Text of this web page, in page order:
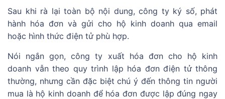
Sau khi rà lại toàn bộ nội dung, công ty ký số, phát
hành hóa đơn và gửi cho hộ kinh doanh qua email
hoặc hình thức điện tử phù hợp.
Nói ngắn gọn, công ty xuất hóa đơn cho hộ kinh
doanh vẫn theo quy trình lập hóa đơn điện tử thông
thường, nhưng cần đặc biệt chú ý đến thông tin người
mua là hộ kinh doanh để hóa đơn được lập đúng ngay